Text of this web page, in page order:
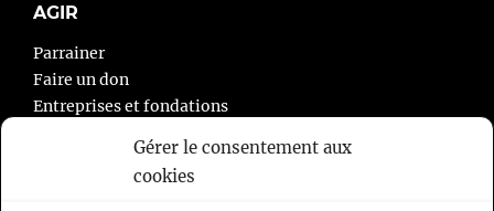
Gérer le consentement aux
cookies
AGIR
Parrainer
Faire un don
Entreprises et fondations